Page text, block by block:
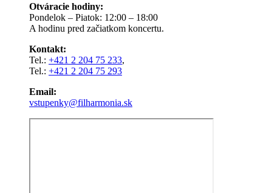
Otváracie hodiny:
Pondelok – Piatok: 12:00 – 18:00
A hodinu pred začiatkom koncertu.
Kontakt:
Tel.: +421 2 204 75 233,
Tel.: +421 2 204 75 293
Email:
vstupenky@filharmonia.sk